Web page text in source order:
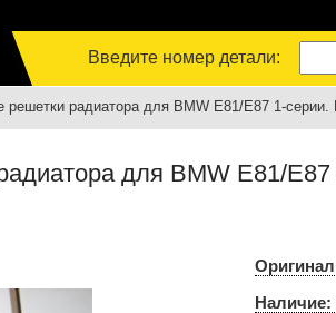
Введите номер детали:
радиатора для BMW E81/E87 1-серии.
для BMW E81/
Наличие: